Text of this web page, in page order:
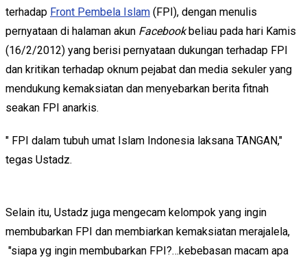
terhadap Front Pembela Islam (FPI), dengan menulis
pernyataan di halaman akun Facebookbeliau pada hari Kamis
(16/2/2012) yang berisi pernyataan dukungan terhadap FPI
dan kritikan terhadap oknum pejabat dan media sekuler yang
mendukung kemaksiatan dan menyebarkan berita fitnah
seakan FPI anarkis.
" FPI dalam tubuh umat Islam Indonesia laksana TANGAN,"
tegas Ustadz.
Selain itu, Ustadz juga mengecam kelompok yang ingin
membubarkan FPI dan membiarkan kemaksiatan merajalela,
"siapa yg ingin membubarkan FPI?…kebebasan macam apa